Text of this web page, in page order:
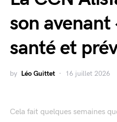
son avenant
santé et
by Léo Guittet 16 juillet 2026
Cela fait quelques semaines